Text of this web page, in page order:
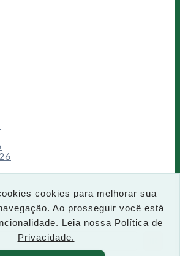
cookies para melhorar sua
Ao prosseguir você está
Leia nossa Política de
Privacidade.
P
e